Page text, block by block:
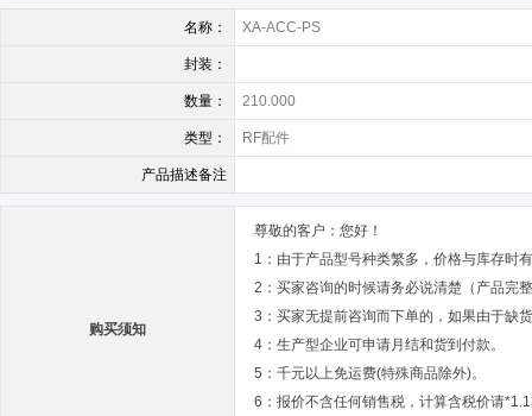
名称： XA-ACC-PS
封装：
数量： 210.000
类型： RF配件
产品描述备注
购买须知
尊敬的客户：您好！
1：由于产品型号种类繁多，价格与库存时
2：买家咨询的时候请务必说清楚（产品完
3：买家无提前咨询而下单的，如果由于缺
4：生产型企业可申请月结和货到付款。
5：千元以上免运费(特殊商品除外)。
6：报价不含任何销售税，计算含税价请